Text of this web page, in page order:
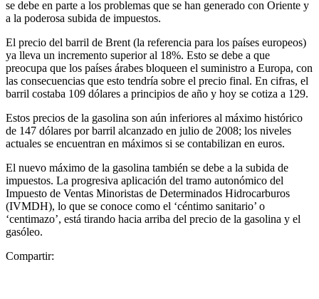
se debe en parte a los problemas que se han generado con Oriente y
a la poderosa subida de impuestos.
El precio del barril de Brent (la referencia para los países europeos)
ya lleva un incremento superior al 18%. Esto se debe a que
preocupa que los países árabes bloqueen el suministro a Europa, con
las consecuencias que esto tendría sobre el precio final. En cifras, el
barril costaba 109 dólares a principios de año y hoy se cotiza a 129.
Estos precios de la gasolina son aún inferiores al máximo histórico
de 147 dólares por barril alcanzado en julio de 2008; los niveles
actuales se encuentran en máximos si se contabilizan en euros.
El nuevo máximo de la gasolina también se debe a la subida de
impuestos. La progresiva aplicación del tramo autonómico del
Impuesto de Ventas Minoristas de Determinados Hidrocarburos
(IVMDH), lo que se conoce como el ‘céntimo sanitario’ o
‘centimazo’, está tirando hacia arriba del precio de la gasolina y el
gasóleo.
Compartir: